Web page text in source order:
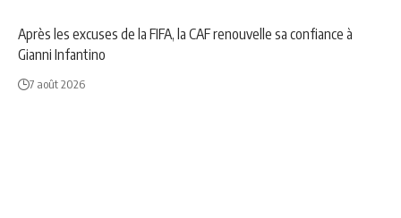
Après les excuses de la FIFA, la CAF renouvelle sa confiance à
Gianni Infantino
7 août 2026